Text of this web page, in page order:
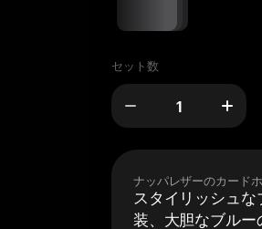
セット数
ナッパレザーのカード
スタイリッシュ
装、大胆なブルー